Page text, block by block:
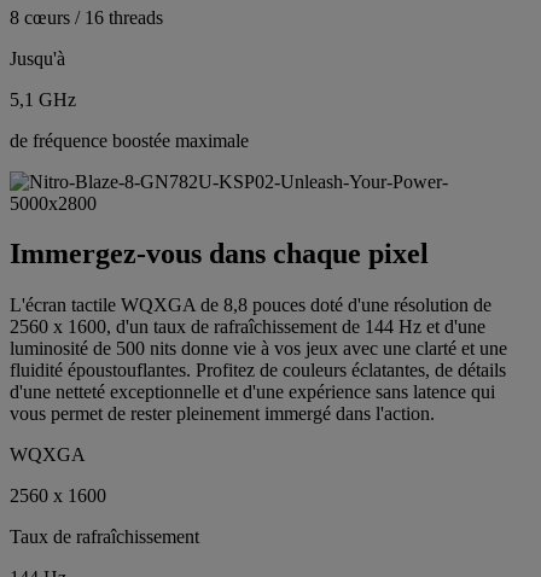
8 cœurs / 16 threads
Jusqu'à
5,1 GHz
de fréquence boostée maximale
Immergez-vous dans chaque pixel
L'écran tactile WQXGA de 8,8 pouces doté d'une résolution de
2560 x 1600, d'un taux de rafraîchissement de 144 Hz et d'une
luminosité de 500 nits donne vie à vos jeux avec une clarté et une
fluidité époustouflantes. Profitez de couleurs éclatantes, de détails
d'une netteté exceptionnelle et d'une expérience sans latence qui
vous permet de rester pleinement immergé dans l'action.
WQXGA
2560 x 1600
Taux de rafraîchissement